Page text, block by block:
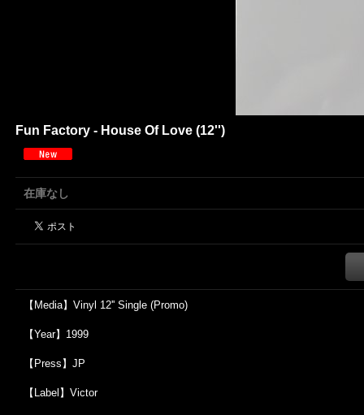
Fun Factory - House Of Love (12'')
在庫なし
【Media】Vinyl 12'' Single (Promo)
【Year】1999
【Press】JP
【Label】Victor